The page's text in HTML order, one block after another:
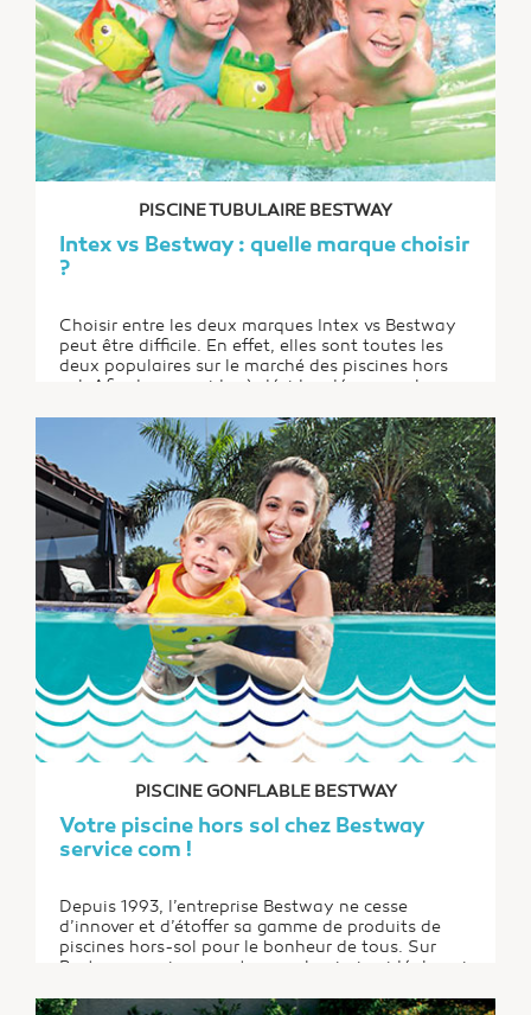
PISCINE TUBULAIRE BESTWAY
Intex vs Bestway : quelle marque choisir
?
Choisir entre les deux marques Intex vs Bestway
peut être difficile. En effet, elles sont toutes les
deux populaires sur le marché des piscines hors
sol. Afin de vous aider à décider, découvrez leurs
PISCINE GONFLABLE BESTWAY
Votre piscine hors sol chez Bestway
service com !
Depuis 1993, l’entreprise Bestway ne cesse
d’innover et d’étoffer sa gamme de produits de
piscines hors-sol pour le bonheur de tous. Sur
Bestway service com, trouvez la piscine idéale qui